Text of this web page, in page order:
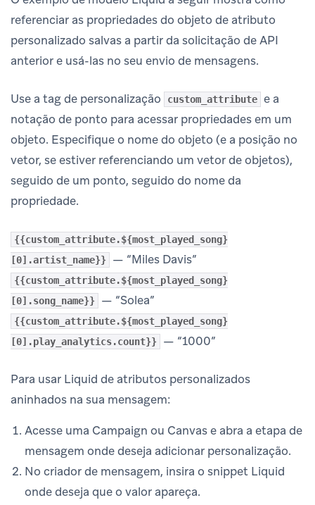
referenciar as propriedades do objeto de atributo
personalizado salvas a partir da solicitação de API
anterior e usá-las no seu envio de mensagens.
Use a tag de personalização custom_attribute e a
notação de ponto para acessar propriedades em um
objeto. Especifique o nome do objeto (e a posição no
vetor, se estiver referenciando um vetor de objetos),
seguido de um ponto, seguido do nome da
propriedade.
{{custom_attribute.${most_played_song}
[0].artist_name}}
— “Miles Davis”
{{custom_attribute.${most_played_song}
[0].song_name}}
— “Solea”
{{custom_attribute.${most_played_song}
[0].play_analytics.count}}
— “1000”
Para usar Liquid de atributos personalizados
aninhados na sua mensagem:
Acesse uma Campaign ou Canvas e abra a etapa de
mensagem onde deseja adicionar personalização.
No criador de mensagem, insira o snippet Liquid
onde deseja que o valor apareça.